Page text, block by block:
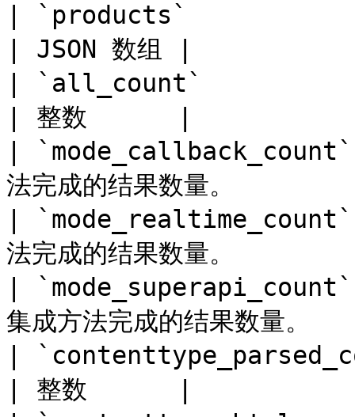
| `products`
| JSON 数组 |
| `all_count`
| 整数      |
|
法完成的结果数量。
|
法完成的结果数量。
|
集成方法完成的结果数
|
| 整数      |